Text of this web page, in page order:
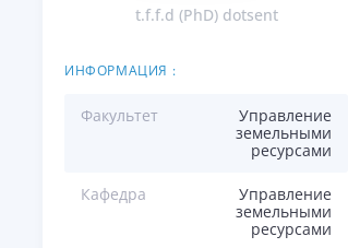
t.f.f.d (PhD) dotsent
ИНФОРМАЦИЯ :
Факультет
Управление
земельными
ресурсами
Кафедра
Управление
земельными
ресурсами